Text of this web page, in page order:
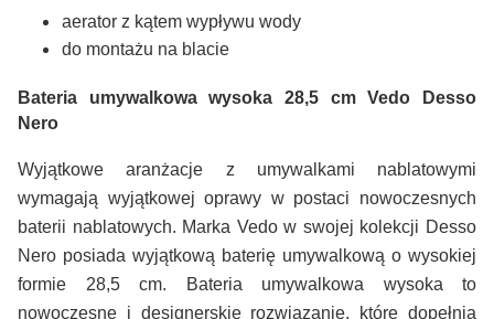
aerator z kątem wypływu wody
do montażu na blacie
Bateria umywalkowa wysoka 28,5 cm
Vedo Desso
Nero
Wyjątkowe aranżacje z umywalkami nablatowymi
wymagają wyjątkowej oprawy w postaci nowoczesnych
baterii nablatowych. Marka Vedo w swojej kolekcji Desso
Nero posiada wyjątkową baterię umywalkową o wysokiej
formie 28,5 cm. Bateria umywalkowa wysoka to
nowoczesne i designerskie rozwiązanie, które dopełnia